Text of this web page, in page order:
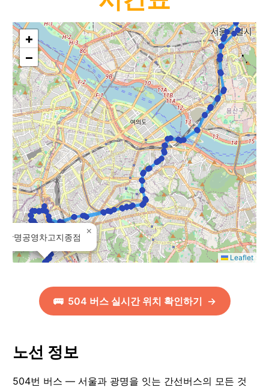
광명공영차고지종점
×
+
−
Leaflet
🚌 504 버스 실시간 위치 확인하기 →
노선 정보
504번 버스 — 서울과 광명을 잇는 간선버스의 모든 것